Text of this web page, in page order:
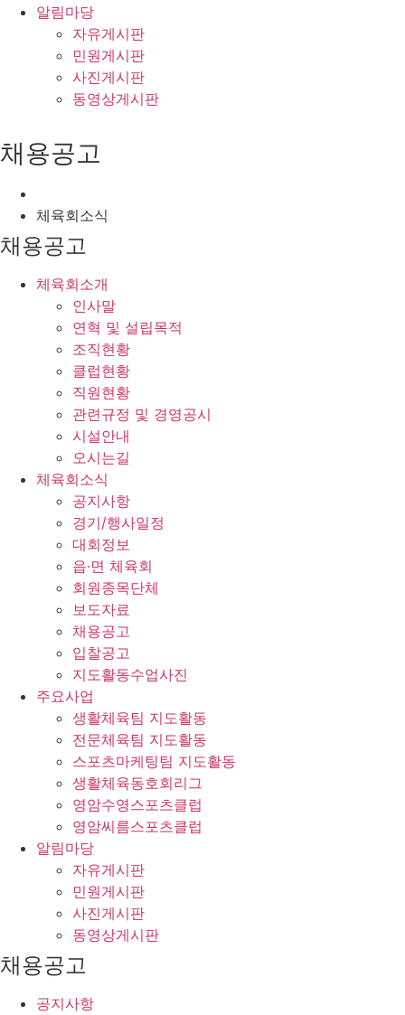
알림마당
자유게시판
민원게시판
사진게시판
동영상게시판
채용공고
체육회소식
채용공고
체육회소개
인사말
연혁 및 설립목적
조직현황
클럽현황
직원현황
관련규정 및 경영공시
시설안내
오시는길
체육회소식
공지사항
경기/행사일정
대회정보
읍·면 체육회
회원종목단체
보도자료
채용공고
입찰공고
지도활동수업사진
주요사업
생활체육팀 지도활동
전문체육팀 지도활동
스포츠마케팅팀 지도활동
생활체육동호회리그
영암수영스포츠클럽
영암씨름스포츠클럽
알림마당
자유게시판
민원게시판
사진게시판
동영상게시판
채용공고
공지사항